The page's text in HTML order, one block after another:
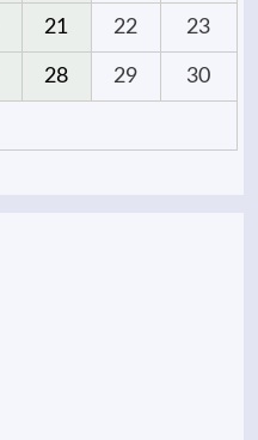
21 22 23
28 29 30